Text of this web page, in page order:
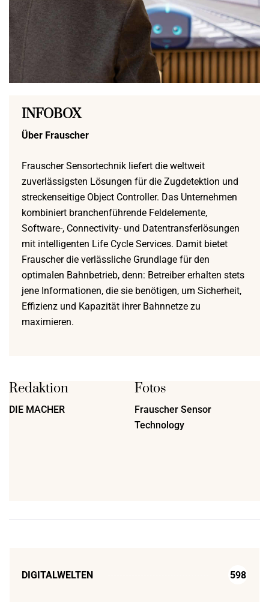
INFOBOX
Über Frauscher
Frauscher Sensortechnik liefert die weltweit
zuverlässigsten Lösungen für die Zugdetektion und
streckenseitige Object Controller. Das Unternehmen
kombiniert branchenführende Feldelemente,
Software-, Connectivity- und Datentransferlösungen
mit intelligenten Life Cycle Services. Damit bietet
Frauscher die verlässliche Grundlage für den
optimalen Bahnbetrieb, denn: Betreiber erhalten stets
jene Informationen, die sie benötigen, um Sicherheit,
Effizienz und Kapazität ihrer Bahnnetze zu
maximieren.
Redaktion
DIE MACHER
Fotos
Frauscher Sensor
Technology
DIGITALWELTEN 598